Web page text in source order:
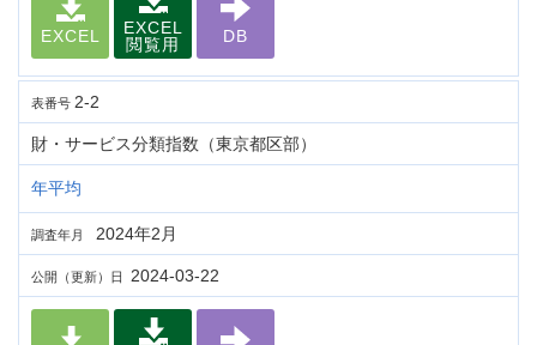
EXCEL
EXCEL
閲覧用
DB
表番号 2-2
財・サービス分類指数（東京都区部）
年平均
調査年月 2024年2月
公開（更新）日 2024-03-22